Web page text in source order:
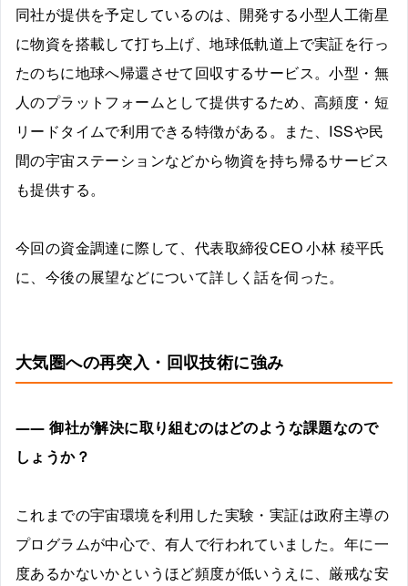
同社が提供を予定しているのは、開発する小型人工衛星
に物資を搭載して打ち上げ、地球低軌道上で実証を行っ
たのちに地球へ帰還させて回収するサービス。小型・無
人のプラットフォームとして提供するため、高頻度・短
リードタイムで利用できる特徴がある。また、ISSや民
間の宇宙ステーションなどから物資を持ち帰るサービス
も提供する。
今回の資金調達に際して、代表取締役CEO 小林 稜平氏
に、今後の展望などについて詳しく話を伺った。
大気圏への再突入・回収技術に強み
―― 御社が解決に取り組むのはどのような課題なので
しょうか？
これまでの宇宙環境を利用した実験・実証は政府主導の
プログラムが中心で、有人で行われていました。年に一
度あるかないかというほど頻度が低いうえに、厳戒な安